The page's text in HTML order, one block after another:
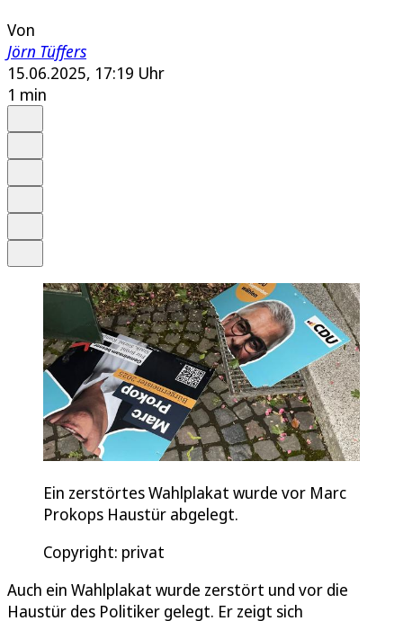
Von
Jörn Tüffers
15.06.2025, 17:19 Uhr
1 min
Ein zerstörtes Wahlplakat wurde vor Marc
Prokops Haustür abgelegt.
Copyright: privat
Auch ein Wahlplakat wurde zerstört und vor die
Haustür des Politiker gelegt. Er zeigt sich